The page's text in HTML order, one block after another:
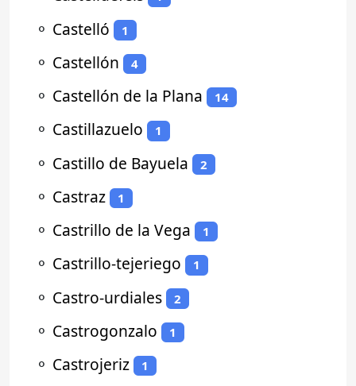
⚬ Castelló 1
⚬ Castellón 4
⚬ Castellón de la Plana 14
⚬ Castillazuelo 1
⚬ Castillo de Bayuela 2
⚬ Castraz 1
⚬ Castrillo de la Vega 1
⚬ Castrillo-tejeriego 1
⚬ Castro-urdiales 2
⚬ Castrogonzalo 1
⚬ Castrojeriz 1